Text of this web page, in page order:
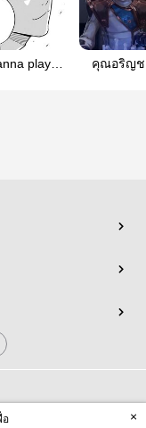
play
คุณอริญช
อ ×